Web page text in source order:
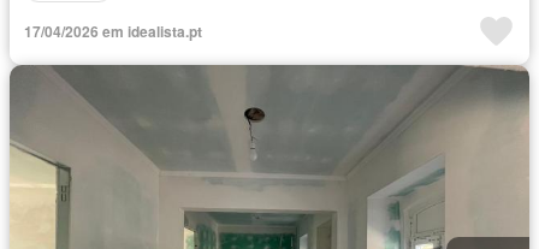
17/04/2026 em idealista.pt